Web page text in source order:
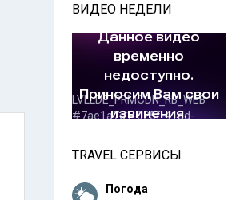
ВИДЕО НЕДЕЛИ
TRAVEL СЕРВИСЫ
Погода